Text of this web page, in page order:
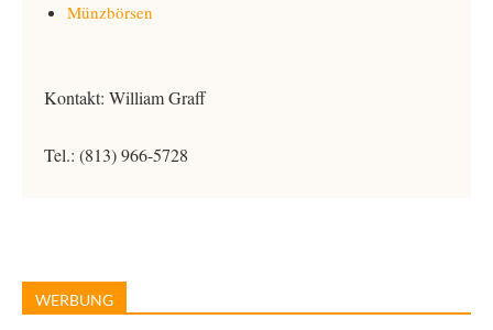
Münzbörsen
Kontakt: William Graff
Tel.: (813) 966-5728
WERBUNG